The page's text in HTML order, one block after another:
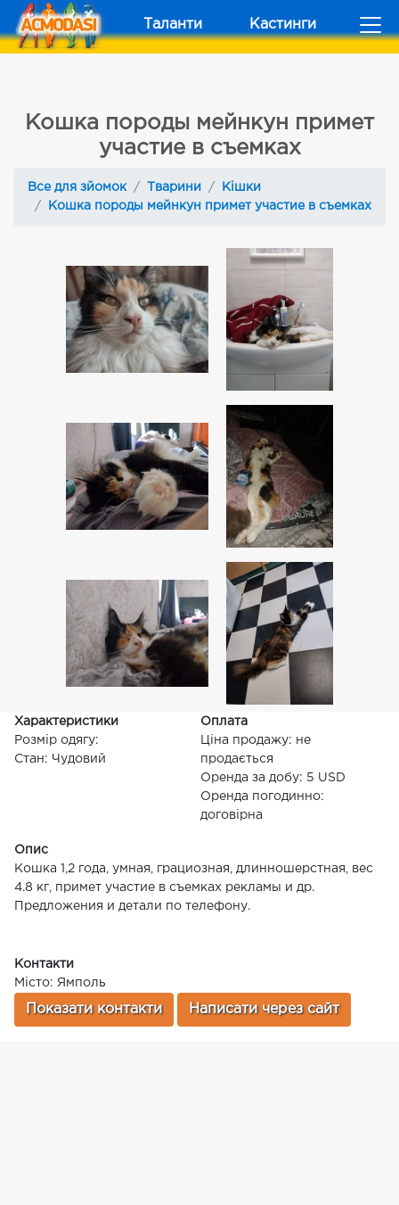
Таланти Кастинги
Кошка породы мейнкун примет
участие в съемках
Все для зйомок Тварини
Кішки
Кошка породы мейнкун примет участие в съемках
Характеристики
Розмір одягу:
Стан: Чудовий
Оплата
Ціна продажу: не
продається
Оренда за добу: 5 USD
Оренда погодинно:
договірна
Опис
Кошка 1,2 года, умная, грациозная, длинношерстная, вес
4.8 кг, примет участие в съемках рекламы и др.
Предложения и детали по телефону.
Контакти
Місто: Ямполь
Показати контакти Написати через сайт